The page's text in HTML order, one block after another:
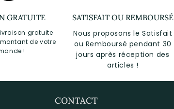
GRATUITE
gratuite
de votre
!
SATISFAIT OU REMBOURSÉ
Nous proposons le Satisfait
ou Remboursé pendant 30
jours après réception des
articles !
CONTACT